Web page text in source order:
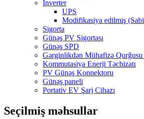
İnverter
UPS
Modifikasiya edilmiş
Sigorta
Günəş PV Sigortası
Günəş SPD
Gərginlikdən Mühafizə
Kommutasiya Enerji Təchizatı
PV Günəş Konnektoru
Günəş paneli
Portativ EV Şarj Cihazı
Seçilmiş məhsullar